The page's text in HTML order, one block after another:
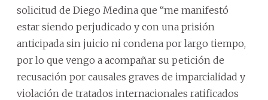
solicitud de Diego Medina que “me manifestó
estar siendo perjudicado y con una prisión
anticipada sin juicio ni condena por largo tiempo,
por lo que vengo a acompañar su petición de
recusación por causales graves de imparcialidad y
violación de tratados internacionales ratificados